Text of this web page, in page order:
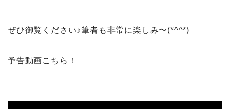
ぜひ御覧ください♪筆者も非常に楽しみ〜(*^^*)
予告動画こちら！